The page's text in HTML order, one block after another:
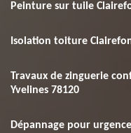
Peinture sur tuile
Isolation toiture
Travaux de zinguerie
Yvelines 78120
Dépannage pour